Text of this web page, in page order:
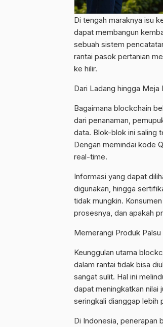
Di tengah maraknya isu
dapat membangun
sebuah sistem
rantai pasok pertanian
ke hilir.
Dari Ladang hingga
Bagaimana blockchain
dari penanaman,
data. Blok-blok ini saling
Dengan memindai kode
real-time.
Informasi yang dapat
digunakan, hingga
tidak mungkin.
prosesnya, dan apakah
Memerangi Produk
Keunggulan utama
dalam rantai tidak bisa
sangat sulit. Hal ini
dapat meningkatkan nilai
seringkali dianggap lebih
Di Indonesia, penerapan